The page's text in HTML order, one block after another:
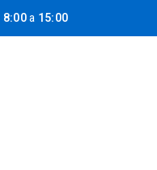
8:00a 15:00